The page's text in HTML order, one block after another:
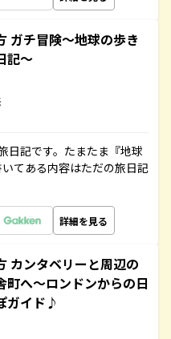
ガチ冒険～地球の歩き
記～
日記です。たまたま『地球
てある内容はただの旅日記
詳細を見る
カンタベリーと周辺の
町へ～ロンドンからの日
ガイド♪